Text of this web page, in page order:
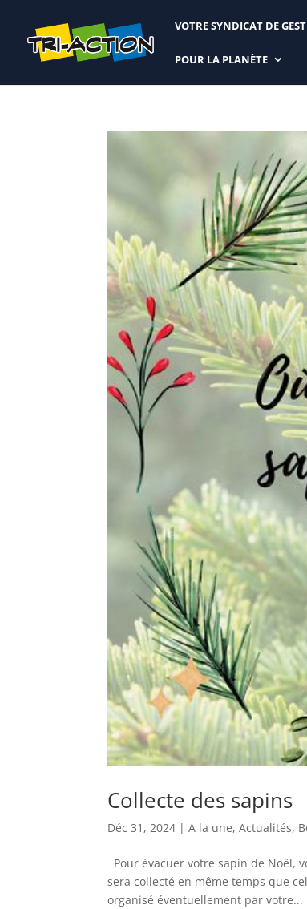
VOTRE SYNDICAT DE
POUR LA PLANÈTE
Collecte des sapins
Déc 31, 2024 |A la une,Actualités,
Pour évacuer votre sapin de Noël,
sera collecté en même temps que
organisé éventuellement par votre...